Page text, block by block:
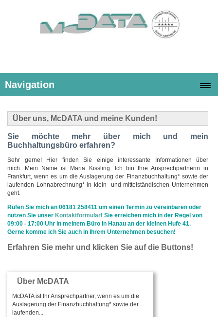
Navigation
Über uns, McDATA und meine Kunden!
Sie möchte mehr über mich und mein
Buchhaltungsbüro erfahren?
Sehr gerne! Hier finden Sie einige interessante Informationen über
mich.
Mein Name ist Maria Kissling. Ich bin Ihre Ansprechpartnerin in
Frankfurt, wenn es um die Auslagerung der Finanzbuchhaltung* sowie der
laufenden Lohnabrechnung* in klein- und mittelständischen Unternehmen
geht.
Rufen Sie mich an 06181 258411 um einen Termin zu vereinbaren oder
nutzen Sie unser Kontaktformular! Sie erreichen mich in der Regel von
09:00 - 17:00 Uhr in meinem Büro in Hanau an der kleinen Hufe 41.
Gerne komme ich Sie auch in Ihrem Unternehmen besuchen!
Erfahren Sie mehr und klicken Sie auf die Buttons!
Über McDATA
McDATA ist Ihr Ansprechpartner, wenn es um die
Auslagerung der Finanzbuchhaltung* sowie der
laufenden...